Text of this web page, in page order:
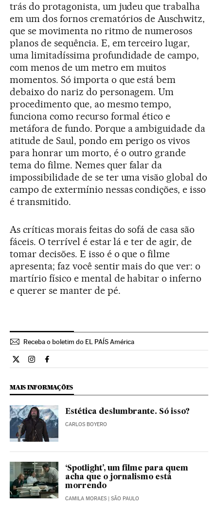
trás do protagonista, um judeu que trabalha
em um dos fornos crematórios de Auschwitz,
que se movimenta no ritmo de numerosos
planos de sequência. E, em terceiro lugar,
uma limitadíssima profundidade de campo,
com menos de um metro em muitos
momentos. Só importa o que está bem
debaixo do nariz do personagem. Um
procedimento que, ao mesmo tempo,
funciona como recurso formal ético e
metáfora de fundo. Porque a ambiguidade da
atitude de Saul, pondo em perigo os vivos
para honrar um morto, é o outro grande
tema do filme. Nemes quer falar da
impossibilidade de se ter uma visão global do
campo de extermínio nessas condições, e isso
é transmitido.
As críticas morais feitas do sofá de casa são
fáceis. O terrível é estar lá e ter de agir, de
tomar decisões. E isso é o que o filme
apresenta; faz você sentir mais do que ver: o
martírio físico e mental de habitar o inferno
e querer se manter de pé.
Receba o boletim do EL PAÍS América
Cultura El País Brasil en Twitter
Cultura El País Brasil en Instagram
Cultura El País Brasil en Facebook
MAIS INFORMAÇÕES
Estética deslumbrante. Só isso?
CARLOS BOYERO
‘Spotlight’, um filme para quem
acha que o jornalismo está
morrendo
CAMILA MORAES | SÃO PAULO